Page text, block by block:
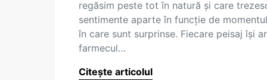
regăsim peste tot în natură şi care
sentimente aparte în funcţie de momentul
în care sunt surprinse. Fiecare peisaj îşi
farmecul…
Citește articolul